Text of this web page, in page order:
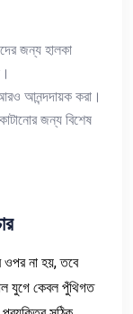
জন্য হালকা
আনন্দদায়ক করা।
জন্য বিশেষ
ওপর না হয়, তবে
যুগে কেবল পুঁথিগত